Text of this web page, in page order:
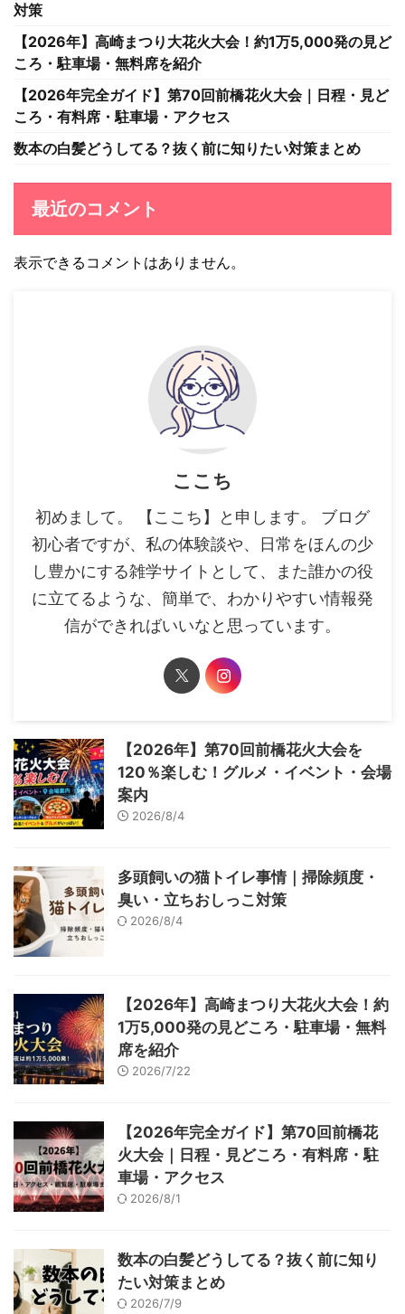
対策
【2026年】高崎まつり大花火大会！約1万5,000発の見ど
ころ・駐車場・無料席を紹介
【2026年完全ガイド】第70回前橋花火大会｜日程・見ど
ころ・有料席・駐車場・アクセス
数本の白髪どうしてる？抜く前に知りたい対策まとめ
最近のコメント
表示できるコメントはありません。
ここち
初めまして。 【ここち】と申します。 ブログ
初心者ですが、私の体験談や、日常をほんの少
し豊かにする雑学サイトとして、また誰かの役
に立てるような、簡単で、わかりやすい情報発
信ができればいいなと思っています。
【2026年】第70回前橋花火大会を
120％楽しむ！グルメ・イベント・会場
案内
2026/8/4
多頭飼いの猫トイレ事情｜掃除頻度・
臭い・立ちおしっこ対策
2026/8/4
【2026年】高崎まつり大花火大会！約
1万5,000発の見どころ・駐車場・無料
席を紹介
2026/7/22
【2026年完全ガイド】第70回前橋花
火大会｜日程・見どころ・有料席・駐
車場・アクセス
2026/8/1
数本の白髪どうしてる？抜く前に知り
たい対策まとめ
2026/7/9